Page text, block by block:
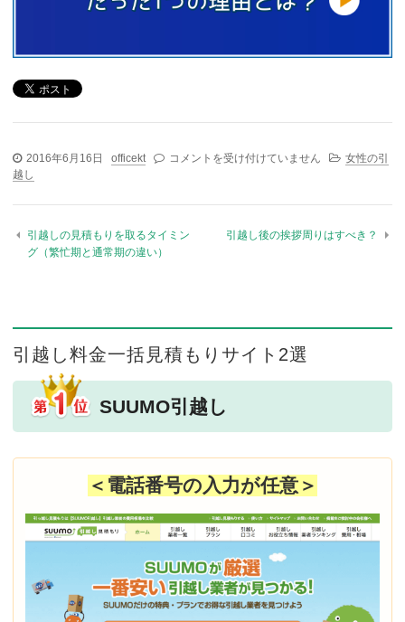
2016年6月16日 officekt 1人暮らしの女性も安心なサービスとは？ は
コメントを受け付けていません
女性の引
越し
引越しの見積もりを取るタイミン
グ（繁忙期と通常期の違い）
引越し後の挨拶周りはすべき？
引越し料金一括見積もりサイト2選
SUUMO引越し
＜電話番号の入力が任意＞